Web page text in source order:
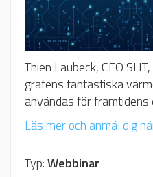
Thien Laubeck, CEO
grafens fantastiska
användas för framtidens
Läs mer och anmäl dig
Typ:Webbinar